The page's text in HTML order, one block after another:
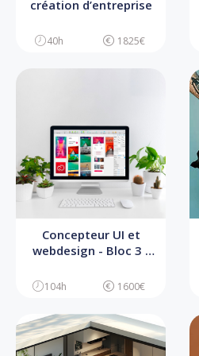
création d’entreprise
40h 1825€
Concepteur UI et
webdesign - Bloc 3 -
l’interface digitale
104h 1600€